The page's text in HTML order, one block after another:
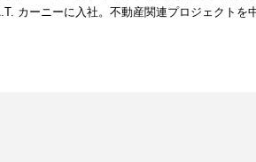
カーニーに入社。不動産関連プロジェクトを